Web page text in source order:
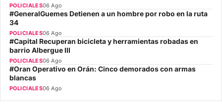
POLICIALES06 Ago
#GeneralGuemes Detienen a un hombre por robo en la ruta
34
POLICIALES06 Ago
#Capital Recuperan bicicleta y herramientas robadas en
barrio Albergue III
POLICIALES06 Ago
#Oran Operativo en Orán: Cinco demorados con armas
blancas
POLICIALES06 Ago